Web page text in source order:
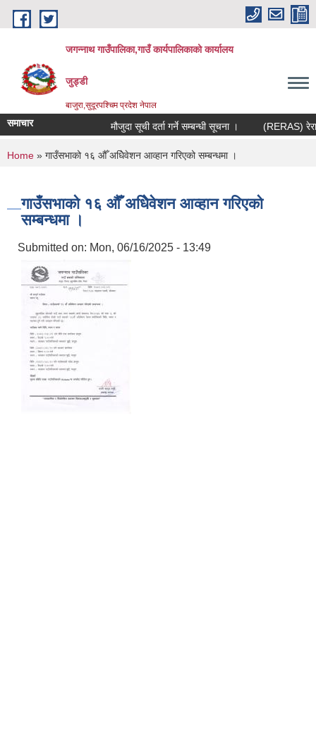
Skip to main content
जगन्नाथ गाउँपालिका,गाउँ कार्यपालिकाको कार्यालय
जुड्डी
बाजुरा,सुदूरपश्चिम प्रदेश नेपाल
समाचार मौजुदा सूची दर्ता गर्ने सम्बन्धी सूचना । (RERAS)
You are here
Home » गाउँसभाको १६ औँ अधिेवेशन आव्हान गरिएको सम्बन्धमा ।
गाउँसभाको १६ औँ अधिेवेशन आव्हान गरिएको
सम्बन्धमा ।
Submitted on: Mon, 06/16/2025 - 13:49